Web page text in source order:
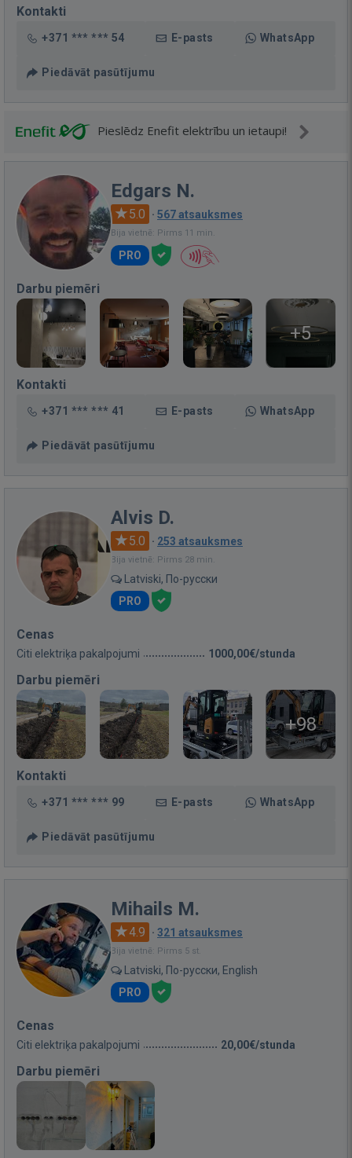
Kontakti
+371 *** *** 54 E-pasts WhatsApp
Piedāvāt pasūtījumu
Pieslēdz Enefit elektrību un ietaupi!
Edgars N.
5.0 · 567 atsauksmes
Bija vietnē: Pirms 11 min.
PRO
Darbu piemēri
+5
Kontakti
+371 *** *** 41 E-pasts WhatsApp
Piedāvāt pasūtījumu
Alvis D.
5.0 · 253 atsauksmes
Bija vietnē: Pirms 28 min.
Latviski, По-русски
PRO
Cenas
Citi elektriķa pakalpojumi 1000,00€/stunda
Darbu piemēri
+98
Kontakti
+371 *** *** 99 E-pasts WhatsApp
Piedāvāt pasūtījumu
Mihails M.
4.9 · 321 atsauksmes
Bija vietnē: Pirms 5 st.
Latviski, По-русски, English
PRO
Cenas
Citi elektriķa pakalpojumi 20,00€/stunda
Darbu piemēri